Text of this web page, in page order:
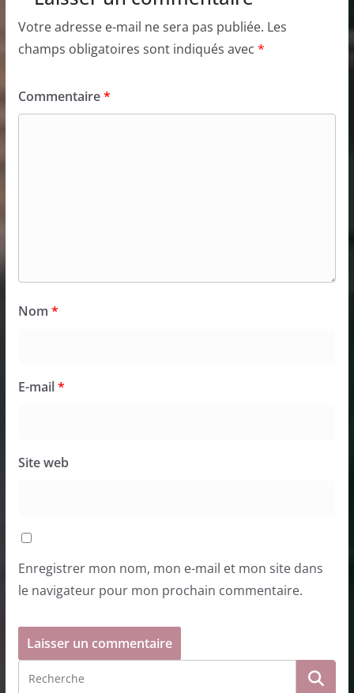
Votre adresse e-mail ne sera pas publiée. Les
champs obligatoires sont indiqués avec *
Commentaire*
Nom *
E-mail*
Site web
Enregistrer mon nom, mon e-mail et mon site dans
le navigateur pour mon prochain commentaire.